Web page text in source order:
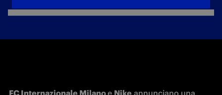
FC Internazionale Milano e Nike annunciano una